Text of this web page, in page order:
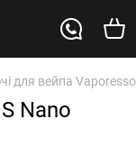
для вейпа Vaporesso
Nano